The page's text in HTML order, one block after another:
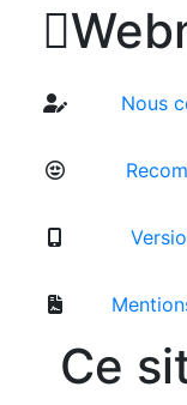

Nous
Ce